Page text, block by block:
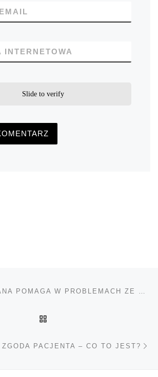
INTERNETOWA
Slide to verify
wpisu
ZGODA PACJENTA – CO TO JEST?